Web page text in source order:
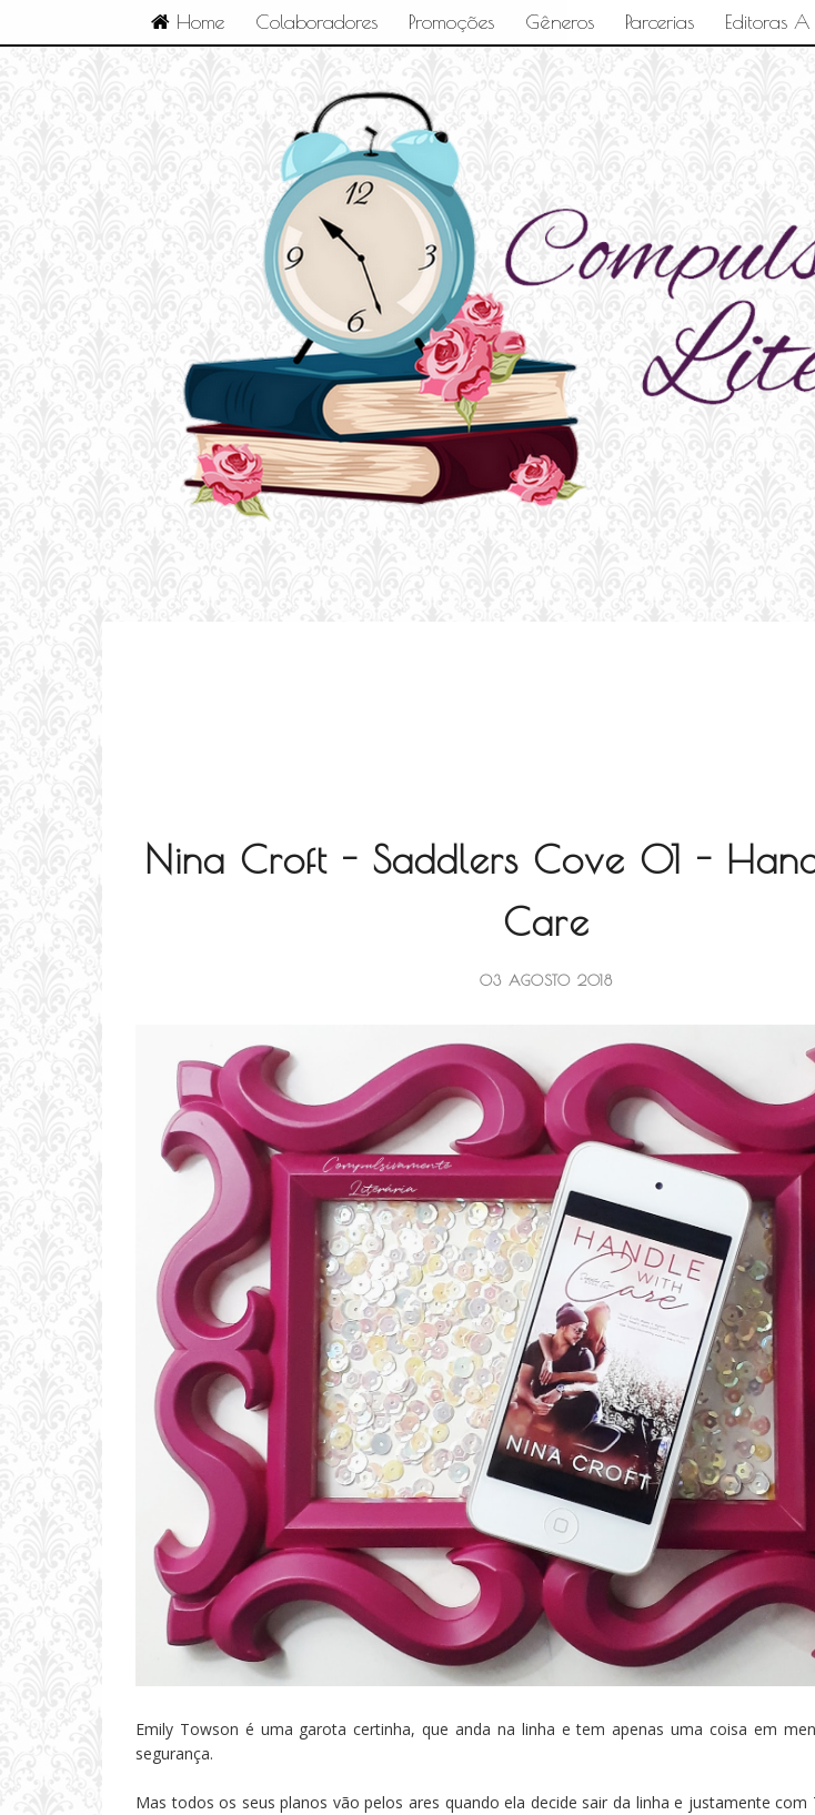
Home Colaboradores Promoções Gêneros Parcerias Editoras A
Nina Croft - Saddlers Cove 01 -
Care
03 AGOSTO 2018
Emily Towson é uma garota certinha, que anda na linha e tem apenas uma coisa em
segurança.
Mas todos os seus planos vão pelos ares quando ela decide sair da linha e justamente com